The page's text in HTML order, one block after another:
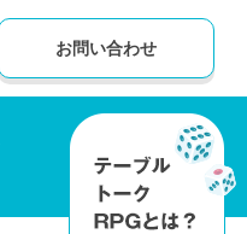
お問い合わせ